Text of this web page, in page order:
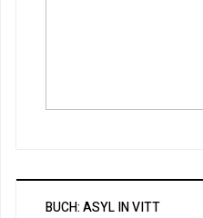
BUCH: ASYL IN VITT